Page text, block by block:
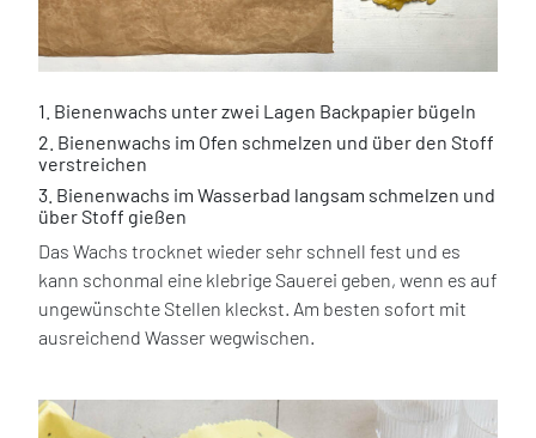
1. Bienenwachs unter zwei Lagen Backpapier bügeln
2. Bienenwachs im Ofen schmelzen und über den Stoff
verstreichen
3. Bienenwachs im Wasserbad langsam schmelzen und
über Stoff gießen
Das Wachs trocknet wieder sehr schnell fest und es
kann schonmal eine klebrige Sauerei geben, wenn es auf
ungewünschte Stellen kleckst. Am besten sofort mit
ausreichend Wasser wegwischen.